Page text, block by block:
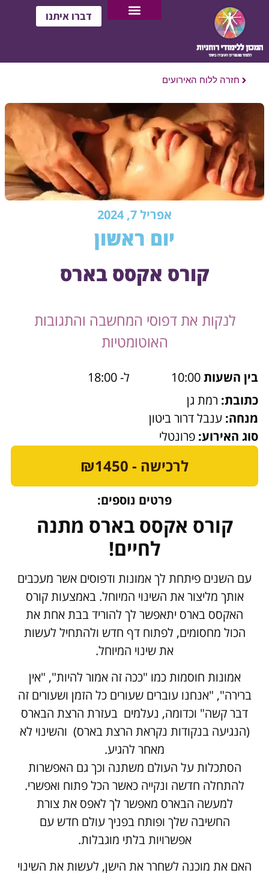
דברו איתנו
חזרה ללוח האירועים
אפריל 7, 2024
יום ראשון
קורס אקסס בארס
לנקות את דפוסי המחשבה והתגובות
האוטומטיות
פרטים נוספים:
קורס אקסס בארס מתנה
לחיים!
עם השנים פיתחת לך אמונות ודפוסים אשר מעכבים
אותך מליצור את השינוי המיוחל. באמצעות קורס
האקסס בארס יתאפשר לך להוריד בבת אחת את
הכול מחסומים, לפתוח דף חדש ולהתחיל לעשות
את שינוי המיוחל.
אמונות חוסמות כמו "ככה זה אמור להיות", "אין
ברירה", "אנחנו עוברים שעורים כל הזמן ושעורים זה
דבר קשה" וכדומה, נעלמים בעזרת הרצת הבארס
(הנגיעה בנקודות נקראת הרצת בארס) והשינוי לא
מאחר להגיע.
הסתכלות על העולם משתנה וכך גם האפשרות
להתחלה חדשה ונקייה כאשר הכל פתוח ואפשרי.
למעשה הבארס מאפשר לך לאפס את צורת
החשיבה שלך ופותח בפניך עולם חדש עם
אפשרויות בלתי מוגבלות.
האם את מוכנה לשחרר את הישן, לעשות את השינוי
בין השעות
ל- 18:00
כתובת: רמת גן
מנחה: ענבל דרור ביטון
סוג האירוע: פרונטלי
לרכישה - ₪1450